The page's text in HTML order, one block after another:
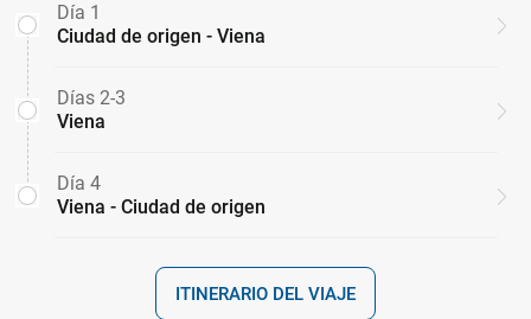
Día 1
Ciudad de origen - Viena
Días 2-3
Viena
Día 4
Viena - Ciudad de origen
ITINERARIO DEL VIAJE